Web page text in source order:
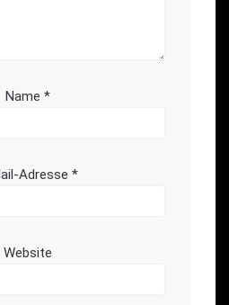
Name *
Adresse *
Website